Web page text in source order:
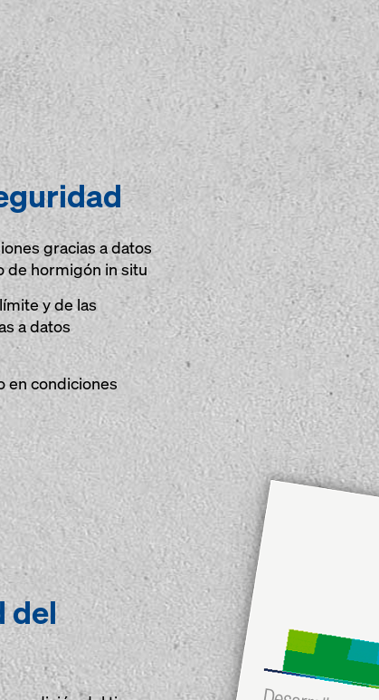
gracias a datos
de hormigón in situ
y de las
a datos
en condiciones
del